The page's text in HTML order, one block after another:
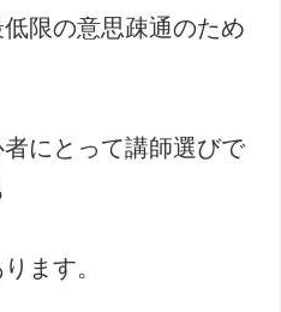
限の意思疎通のため
にとって講師選びで
ます。